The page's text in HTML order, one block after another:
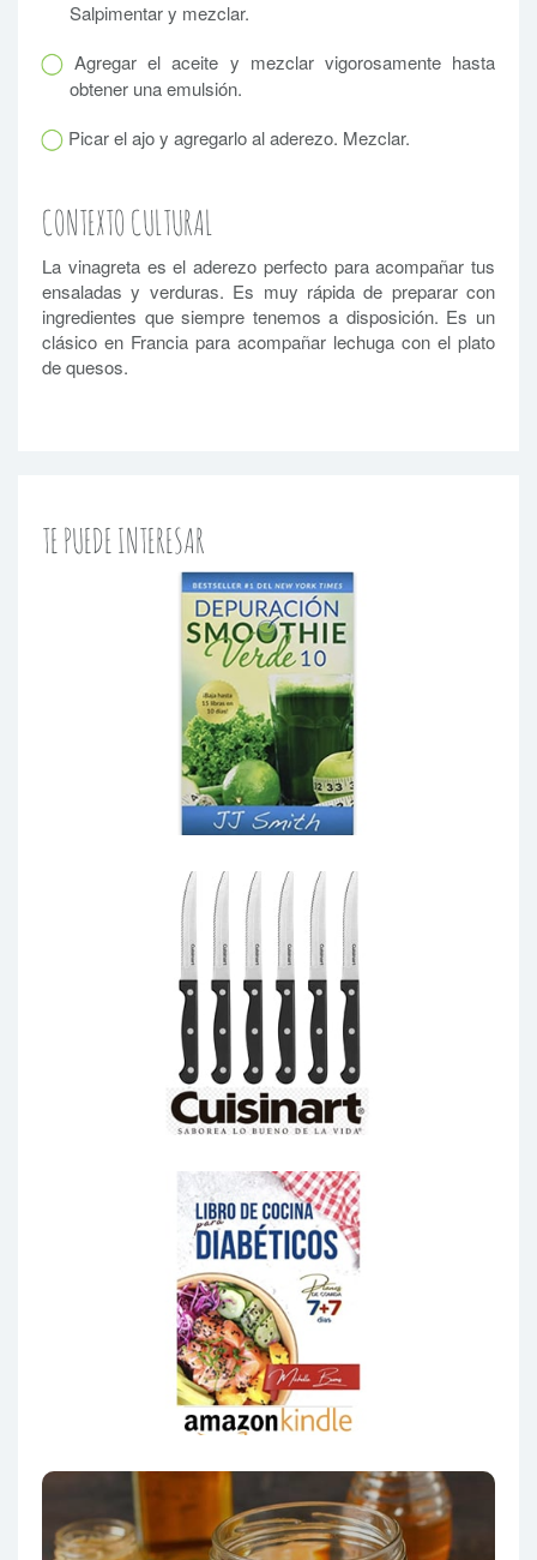
Salpimentar y mezclar.
Agregar el aceite y mezclar vigorosamente hasta
obtener una emulsión.
Picar el ajo y agregarlo al aderezo. Mezclar.
CONTEXTO CULTURAL
La vinagreta es el aderezo perfecto para acompañar tus
ensaladas y verduras. Es muy rápida de preparar con
ingredientes que siempre tenemos a disposición. Es un
clásico en Francia para acompañar lechuga con el plato
de quesos.
TE PUEDE INTERESAR